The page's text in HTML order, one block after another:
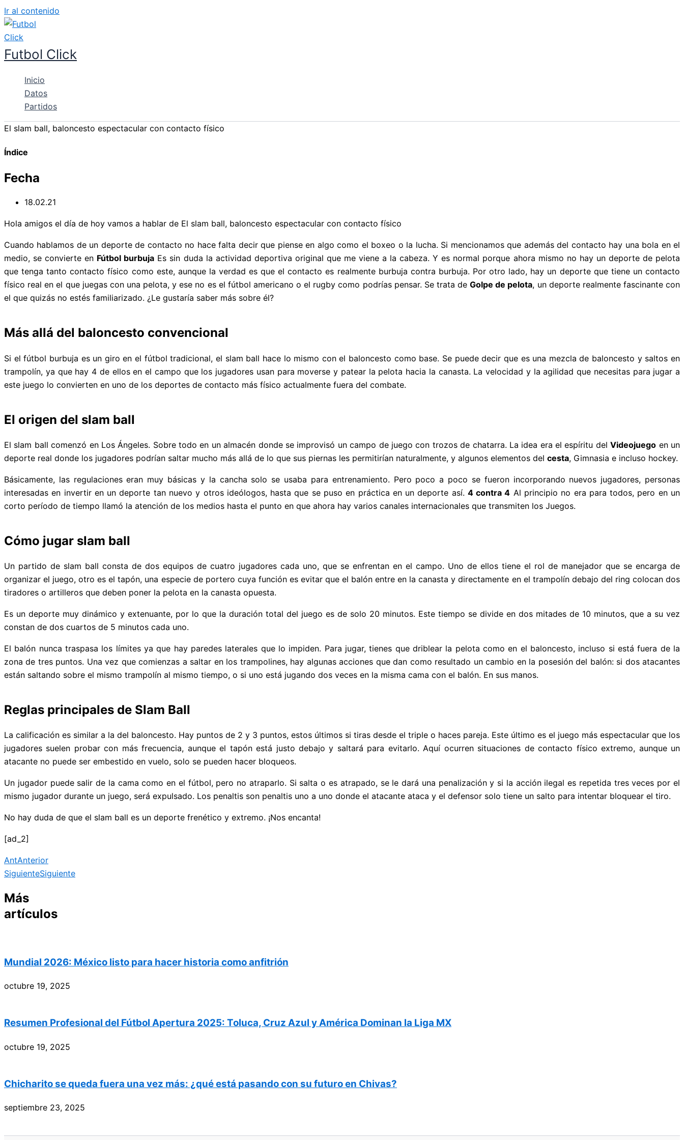
Ir al contenido
Futbol Click
Inicio
Datos
Partidos
El slam ball, baloncesto espectacular con contacto físico
Índice
Fecha
18.02.21
Hola amigos el día de hoy vamos a hablar de El slam ball, baloncesto espectacular con contacto físico
Cuando hablamos de un deporte de contacto no hace falta decir que piense en algo como el boxeo o la lucha. Si mencionamos que además del contacto hay una bola en el
medio, se convierte en Fútbol burbuja Es sin duda la actividad deportiva original que me viene a la cabeza. Y es normal porque ahora mismo no hay un deporte de pelota
que tenga tanto contacto físico como este, aunque la verdad es que el contacto es realmente burbuja contra burbuja. Por otro lado, hay un deporte que tiene un contacto
físico real en el que juegas con una pelota, y ese no es el fútbol americano o el rugby como podrías pensar. Se trata deGolpe de pelota, un deporte realmente fascinante con
el que quizás no estés familiarizado. ¿Le gustaría saber más sobre él?
Más allá del baloncesto convencional
Si el fútbol burbuja es un giro en el fútbol tradicional, el slam ball hace lo mismo con el baloncesto como base. Se puede decir que es una mezcla de baloncesto y saltos en
trampolín, ya que hay 4 de ellos en el campo que los jugadores usan para moverse y patear la pelota hacia la canasta. La velocidad y la agilidad que necesitas para jugar a
este juego lo convierten en uno de los deportes de contacto más físico actualmente fuera del combate.
El origen del slam ball
El slam ball comenzó en Los Ángeles. Sobre todo en un almacén donde se improvisó un campo de juego con trozos de chatarra. La idea era el espíritu delVideojuego en un
deporte real donde los jugadores podrían saltar mucho más allá de lo que sus piernas les permitirían naturalmente, y algunos elementos del cesta, Gimnasia e incluso hockey.
Básicamente, las regulaciones eran muy básicas y la cancha solo se usaba para entrenamiento. Pero poco a poco se fueron incorporando nuevos jugadores, personas
interesadas en invertir en un deporte tan nuevo y otros ideólogos, hasta que se puso en práctica en un deporte así. 4 contra 4 Al principio no era para todos, pero en un
corto período de tiempo llamó la atención de los medios hasta el punto en que ahora hay varios canales internacionales que transmiten los Juegos.
Cómo jugar slam ball
Un partido de slam ball consta de dos equipos de cuatro jugadores cada uno, que se enfrentan en el campo. Uno de ellos tiene el rol de manejador que se encarga de
organizar el juego, otro es el tapón, una especie de portero cuya función es evitar que el balón entre en la canasta y directamente en el trampolín debajo del ring colocan dos
tiradores o artilleros que deben poner la pelota en la canasta opuesta.
Es un deporte muy dinámico y extenuante, por lo que la duración total del juego es de solo 20 minutos. Este tiempo se divide en dos mitades de 10 minutos, que a su vez
constan de dos cuartos de 5 minutos cada uno.
El balón nunca traspasa los límites ya que hay paredes laterales que lo impiden. Para jugar, tienes que driblear la pelota como en el baloncesto, incluso si está fuera de la
zona de tres puntos. Una vez que comienzas a saltar en los trampolines, hay algunas acciones que dan como resultado un cambio en la posesión del balón: si dos atacantes
están saltando sobre el mismo trampolín al mismo tiempo, o si uno está jugando dos veces en la misma cama con el balón. En sus manos.
Reglas principales de Slam Ball
La calificación es similar a la del baloncesto. Hay puntos de 2 y 3 puntos, estos últimos si tiras desde el triple o haces pareja. Este último es el juego más espectacular que los
jugadores suelen probar con más frecuencia, aunque el tapón está justo debajo y saltará para evitarlo. Aquí ocurren situaciones de contacto físico extremo, aunque un
atacante no puede ser embestido en vuelo, solo se pueden hacer bloqueos.
Un jugador puede salir de la cama como en el fútbol, ​​pero no atraparlo. Si salta o es atrapado, se le dará una penalización y si la acción ilegal es repetida tres veces por el
mismo jugador durante un juego, será expulsado. Los penaltis son penaltis uno a uno donde el atacante ataca y el defensor solo tiene un salto para intentar bloquear el tiro.
No hay duda de que el slam ball es un deporte frenético y extremo. ¡Nos encanta!
[ad_2]
AntAnterior
SiguienteSiguiente
Más
artículos
Mundial 2026: México listo para hacer historia como anfitrión
octubre 19, 2025
Resumen Profesional del Fútbol Apertura 2025: Toluca, Cruz Azul y América Dominan la Liga MX
octubre 19, 2025
Chicharito se queda fuera una vez más: ¿qué está pasando con su futuro en Chivas?
septiembre 23, 2025